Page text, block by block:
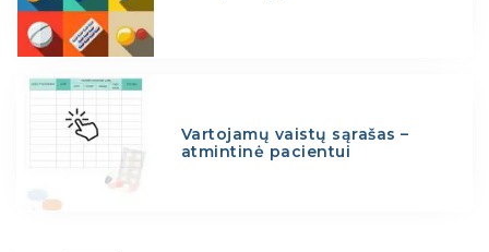
Vartojamų vaistų sąrašas –
atmintinė pacientui